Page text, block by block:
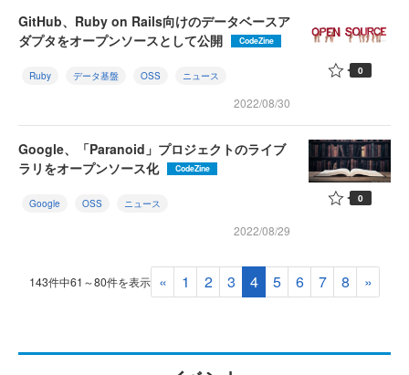
GitHub、Ruby on Rails向けのデータベースア
ダプタをオープンソースとして公開
CodeZine
Ruby データ基盤 OSS ニュース
2022/08/30
0
Google、「Paranoid」プロジェクトのライブ
ラリをオープンソース化
CodeZine
Google OSS ニュース
2022/08/29
0
143件中61～80件を表示 « 1 2 3 4 5 6 7 8 »